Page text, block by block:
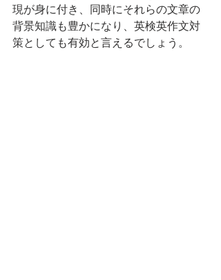
現が身に付き、同時にそれらの文章の
背景知識も豊かになり、英検英作文対
策としても有効と言えるでしょう。